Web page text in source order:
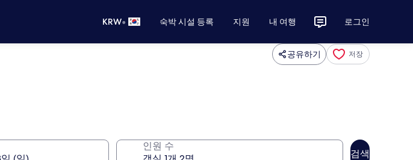
KRW• 숙박 시설 등록 지원 내 여행 로그인
공유하기 저장
인원 수
검색